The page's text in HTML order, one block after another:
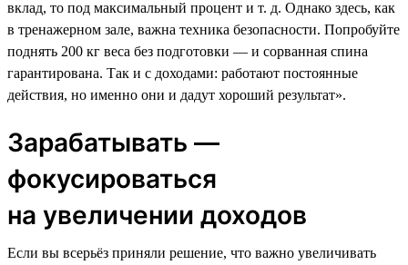
вклад, то под максимальный процент и т. д. Однако здесь, как
в тренажерном зале, важна техника безопасности. Попробуйте
поднять 200 кг веса без подготовки — и сорванная спина
гарантирована. Так и с доходами: работают постоянные
действия, но именно они и дадут хороший результат».
Зарабатывать —
фокусироваться
на увеличении доходов
Если вы всерьёз приняли решение, что важно увеличивать